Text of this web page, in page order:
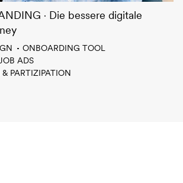
Die bessere digitale
ONBOARDING TOOL
ADS
PARTIZIPATION